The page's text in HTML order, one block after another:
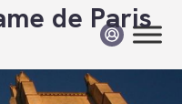
de Paris